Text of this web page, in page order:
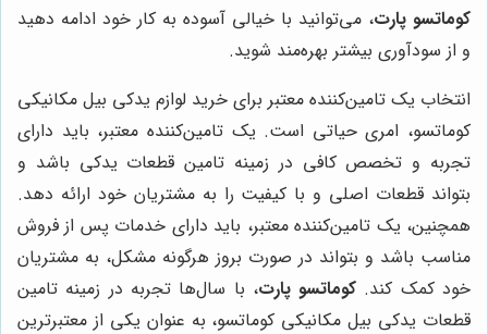
کوماتسو پارت، می‌توانید با خیالی آسوده به کار خود ادامه دهید
و از سودآوری بیشتر بهره‌مند شوید.
انتخاب یک تامین‌کننده معتبر برای خرید لوازم یدکی بیل مکانیکی
کوماتسو، امری حیاتی است. یک تامین‌کننده معتبر، باید دارای
تجربه و تخصص کافی در زمینه تامین قطعات یدکی باشد و
بتواند قطعات اصلی و با کیفیت را به مشتریان خود ارائه دهد.
همچنین، یک تامین‌کننده معتبر، باید دارای خدمات پس از فروش
مناسب باشد و بتواند در صورت بروز هرگونه مشکل، به مشتریان
خود کمک کند. کوماتسو پارت، با سال‌ها تجربه در زمینه تامین
قطعات یدکی بیل مکانیکی کوماتسو، به عنوان یکی از معتبرترین